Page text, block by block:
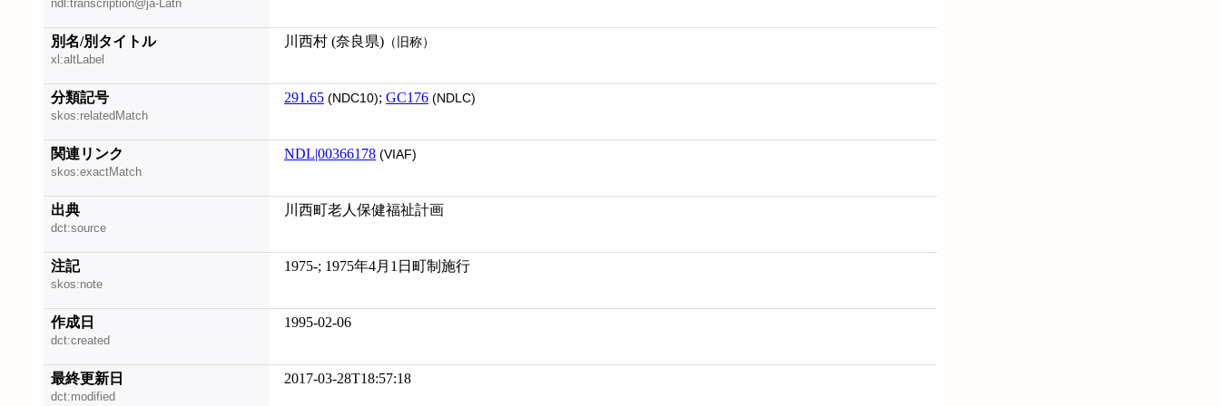
ndl:transcription@ja-Latn
別名/別タイトル
xl:altLabel
川西村 (奈良県) （旧称）
分類記号
skos:relatedMatch
291.65 (NDC10); GC176 (NDLC)
関連リンク
skos:exactMatch
NDL|00366178 (VIAF)
出典
dct:source
川西町老人保健福祉計画
注記
skos:note
1975-; 1975年4月1日町制施行
作成日
dct:created
1995-02-06
最終更新日
dct:modified
2017-03-28T18:57:18